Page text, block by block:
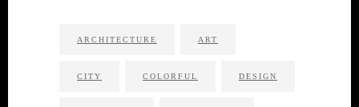
ARCHITECTURE ART
CITY COLORFUL DESIGN